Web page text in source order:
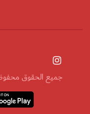
جميع الحقوق محفوظة